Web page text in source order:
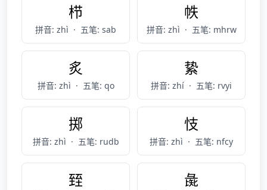
栉
拼音: zhì · 五笔: sab
帙
拼音: zhì · 五笔: mhrw
炙
拼音: zhì · 五笔: qo
絷
拼音: zhí · 五笔: rvyi
掷
拼音: zhì · 五笔: rudb
忮
拼音: zhì · 五笔: nfcy
臸 彘